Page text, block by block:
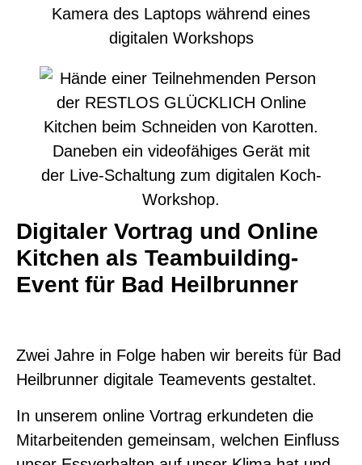
Digitaler Vortrag und Online
Kitchen als Teambuilding-
Event für Bad Heilbrunner
Zwei Jahre in Folge haben wir bereits für Bad
Heilbrunner digitale Teamevents gestaltet.
In unserem online Vortrag erkundeten die
Mitarbeitenden gemeinsam, welchen Einfluss